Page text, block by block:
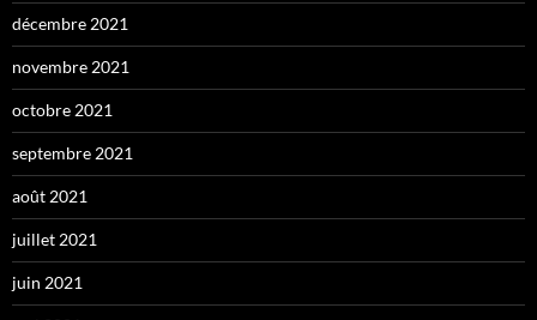
décembre 2021
novembre 2021
octobre 2021
septembre 2021
août 2021
juillet 2021
juin 2021